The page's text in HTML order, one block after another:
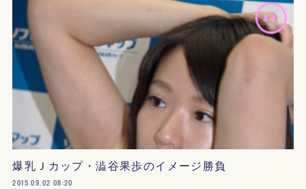
爆乳Ｊカップ・澁谷果歩のイメージ勝負
2015.09.02 08:20